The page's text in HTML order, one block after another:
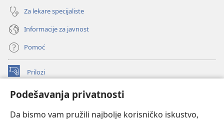
Podešavanja privatnosti
Da bismo vam pružili najbolje korisničko iskustvo,
Za lekare specijaliste
Informacije za javnost
Pomoć
Prilozi
(otvara
prozor)ONLAJN BIBLIOTEKA Watchtower
novi